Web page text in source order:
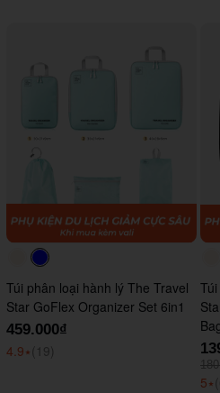
#faf0e6
Túi phân loại hành lý The Travel
Star GoFlex Organizer Set 6in1
459.000₫
4.9⭑ (19)
5⭑